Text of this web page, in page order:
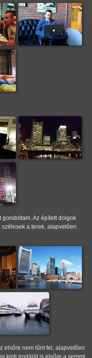
Az épített dolgok
a terek, alapvetően
elsőre nem tűnt fel, alapvetően
kinti irodáját is elsőre a semmi